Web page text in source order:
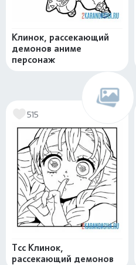
Клинок, рассекающий
демонов аниме
персонаж
515
Тсс Клинок,
рассекающий демонов